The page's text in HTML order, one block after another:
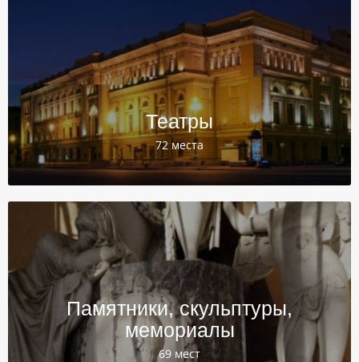
Театры
72 места
Памятники, скульптуры,
мемориалы
69 мест